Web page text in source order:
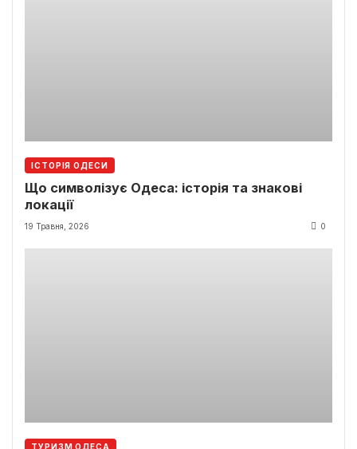
ІСТОРІЯ ОДЕСИ
Що символізує Одеса: історія та знакові
локації
19 Травня, 2026 0
ТУРИЗМ ОДЕСА